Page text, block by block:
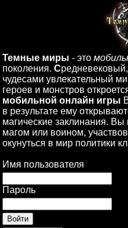
Темные миры - это
поколения. С
чудесами увлекательный
героев и монстров
мобильной онлайн игры
в результате ему
магические заклинания.
магом или воином,
окунуться в мир политики
Имя пользователя
Пароль